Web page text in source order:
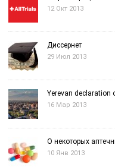
12 Окт 2013
Диссернет
29 Июл 2013
Yerevan declaration
16 Мар 2013
О некоторых
10 Янв 2013